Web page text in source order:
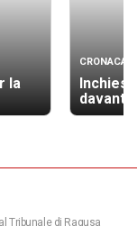
la
CRONACA
davanti
Tribunale di Ragusa